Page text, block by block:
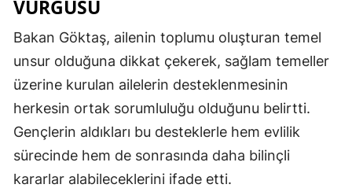
Ordu
Rize
Samsun
VURGUSU
Bakan Göktaş, ailenin toplumu oluşturan temel
unsur olduğuna dikkat çekerek, sağlam temeller
üzerine kurulan ailelerin desteklenmesinin
herkesin ortak sorumluluğu olduğunu belirtti.
Gençlerin aldıkları bu desteklerle hem evlilik
sürecinde hem de sonrasında daha bilinçli
kararlar alabileceklerini ifade etti.